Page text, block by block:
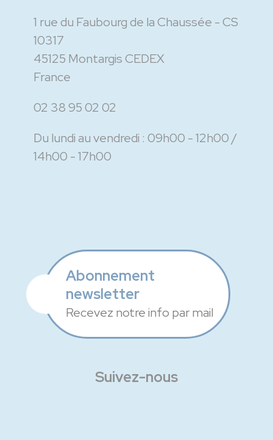
1 rue du Faubourg de la Chaussée - CS
10317
45125 Montargis CEDEX
France
02 38 95 02 02
Du lundi au vendredi : 09h00 - 12h00
14h00 - 17h00
Abonnement
newsletter
Recevez notre info par mail
Suivez-nous